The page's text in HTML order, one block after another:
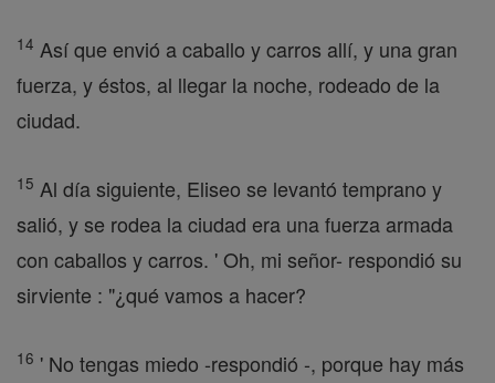
14 Así que envió a caballo y carros allí, y una gran
fuerza, y éstos, al llegar la noche, rodeado de la
ciudad.
15 Al día siguiente, Eliseo se levantó temprano y
salió, y se rodea la ciudad era una fuerza armada
con caballos y carros. ' Oh, mi señor- respondió su
sirviente : "¿qué vamos a hacer?
16 ' No tengas miedo -respondió -, porque hay más